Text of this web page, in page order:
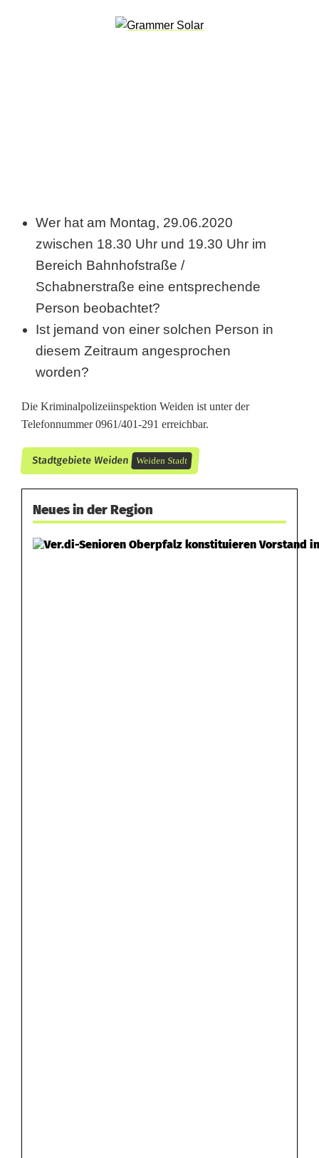
g
c
Wer hat am Montag, 29.06.2020
zwischen 18.30 Uhr und 19.30 Uhr im
Bereich Bahnhofstraße /
Schabnerstraße eine entsprechende
Person beobachtet?
Ist jemand von einer solchen Person in
diesem Zeitraum angesprochen
worden?
Die Kriminalpolizeiinspektion Weiden ist unter der
Telefonnummer 0961/401-291 erreichbar.
Stadtgebiete Weiden Weiden Stadt
Neues in der Region